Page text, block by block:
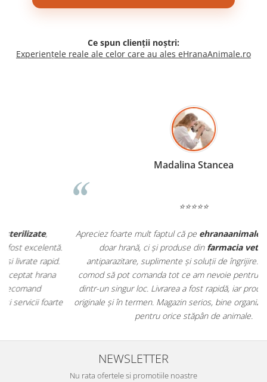
Ce spun clienții noștri:
Experiențele reale ale celor care au ales eHranaAnimale.ro
Madalina Stancea
Apreciez foarte mult faptul că peehranaanimale.rogăsesc nu
doar hrană, ci și produse dinfarmacia veterinară:
antiparazitare, suplimente și soluții de îngrijire. Este foarte
comod să pot comanda tot ce am nevoie pentru animalul meu
dintr-un singur loc. Livrarea a fost rapidă, iar produsele au fost
originale și în termen. Magazin serios, bine organizat și foarte util
pentru orice stăpân de animale.
NEWSLETTER
Nu rata ofertele si promotiile noastre